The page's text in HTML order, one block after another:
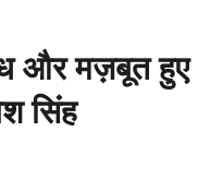
और मज़बूत हुए
सिंह